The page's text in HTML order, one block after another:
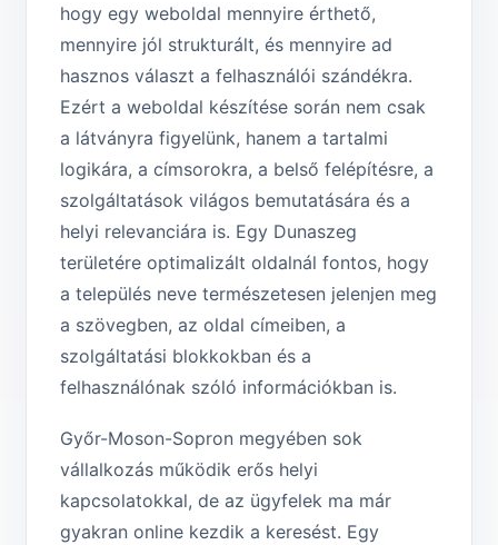
hogy egy weboldal mennyire érthető,
mennyire jól strukturált, és mennyire ad
hasznos választ a felhasználói szándékra.
Ezért a weboldal készítése során nem csak
a látványra figyelünk, hanem a tartalmi
logikára, a címsorokra, a belső felépítésre, a
szolgáltatások világos bemutatására és a
helyi relevanciára is. Egy Dunaszeg
területére optimalizált oldalnál fontos, hogy
a település neve természetesen jelenjen meg
a szövegben, az oldal címeiben, a
szolgáltatási blokkokban és a
felhasználónak szóló információkban is.
Győr-Moson-Sopron megyében sok
vállalkozás működik erős helyi
kapcsolatokkal, de az ügyfelek ma már
gyakran online kezdik a keresést. Egy